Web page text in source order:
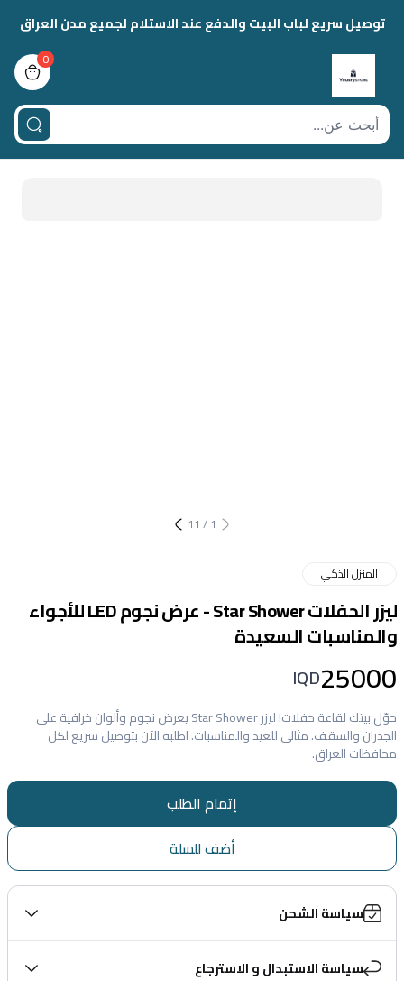
توصيل سريع لباب البيت والدفع عند الاستلام لجميع مدن العراق
0
bag
1
/
11
المنزل الذكي
ليزر الحفلات Star Shower - عرض نجوم LED للأجواء
والمناسبات السعيدة
25000
IQD
حوّل بيتك لقاعة حفلات! ليزر Star Shower يعرض نجوم وألوان خرافية على
الجدران والسقف. مثالي للعيد والمناسبات. اطلبه الآن بتوصيل سريع لكل
محافظات العراق.
إتمام الطلب
أضف للسلة
سياسة الشحن
سياسة الاستبدال و الاسترجاع